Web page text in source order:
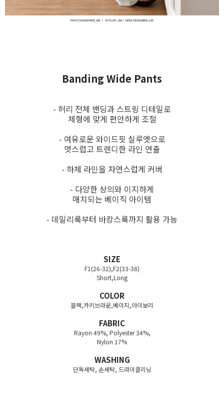
Banding Wide Pants
- 허리 전체 밴딩과 스트링 디테일로
체형에 맞게 편안하게 조절
- 여유로운 와이드핏 실루엣으로
멋스럽고 트렌디한 라인 연출
- 하체 라인을 자연스럽게 커버
- 다양한 상의와 이지하게
매치되는 베이직 아이템
- 데일리룩부터 바캉스룩까지 활용 가능
SIZE
F1(26-32),F2(33-38)
Short,Long
COLOR
블랙,카키브라운,베이지,아이보리
FABRIC
Rayon 49%, Polyester 34%,
Nylon 17%
WASHING
단독세탁, 손세탁, 드라이클리닝